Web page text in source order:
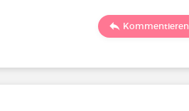
Kommentieren